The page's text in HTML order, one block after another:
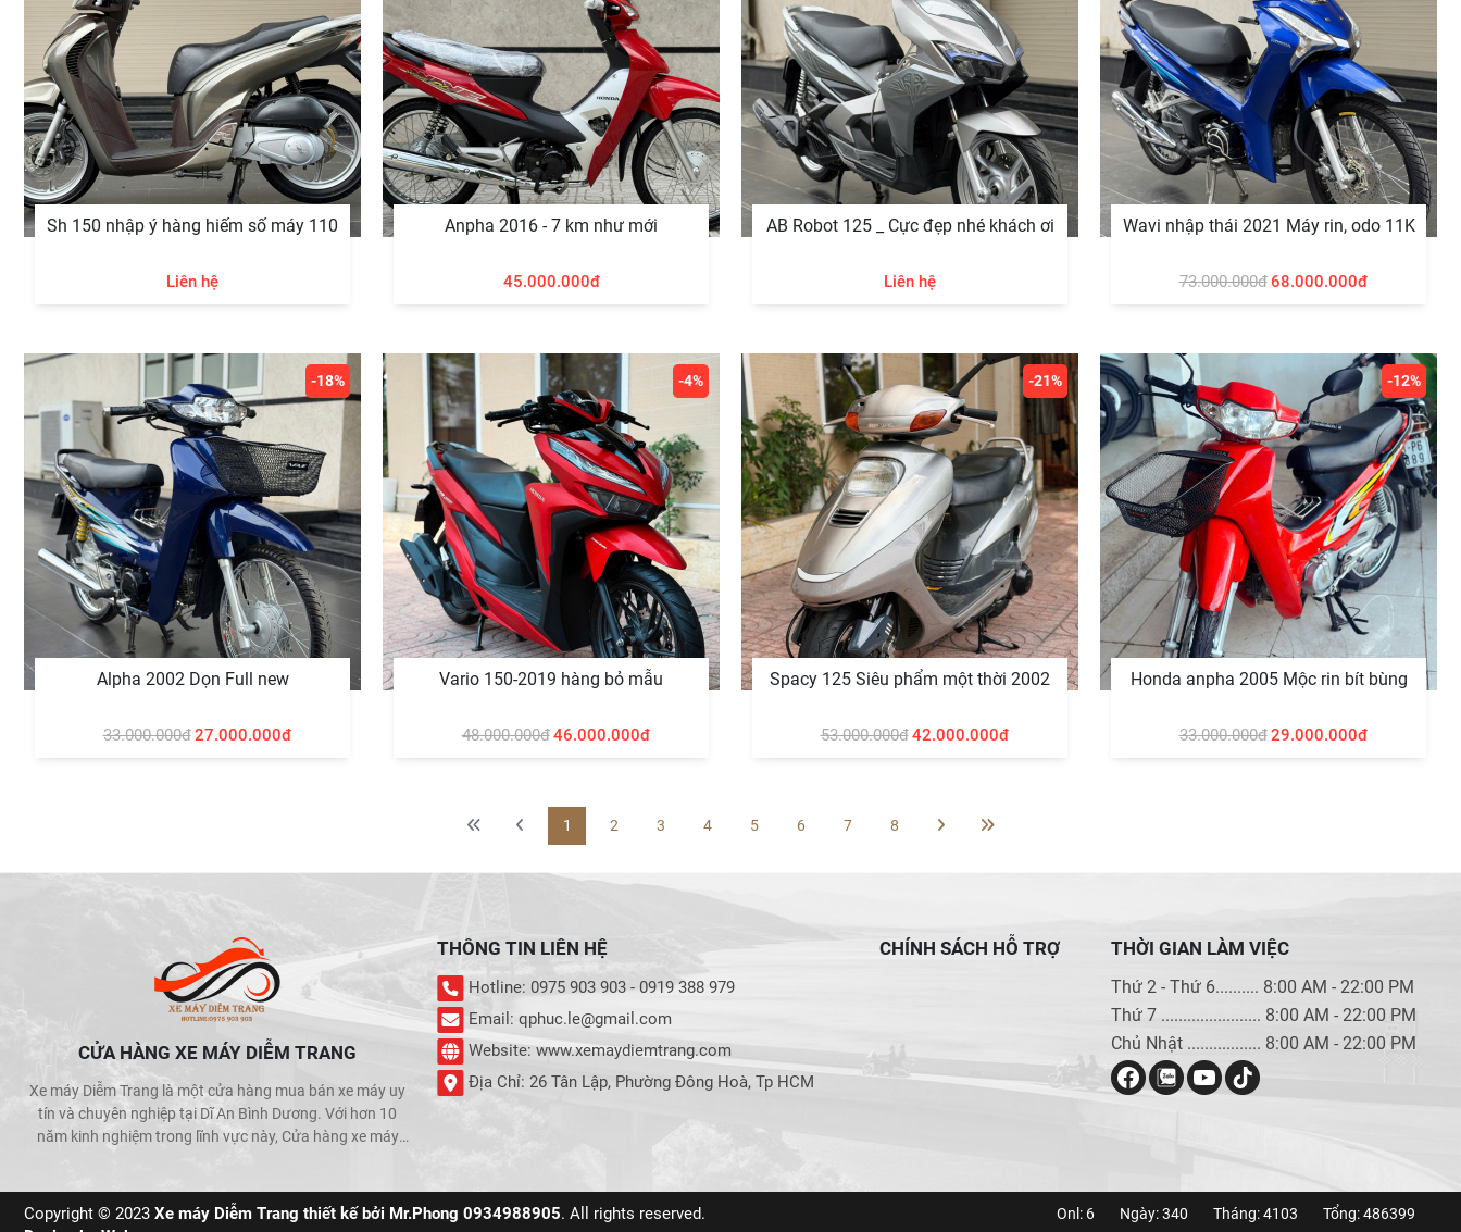
Sh 150 nhập ý hàng hiếm số máy 110
Liên hệ
Anpha 2016 - 7 km như mới
45.000.000đ
AB Robot 125 _ Cực đẹp nhé khách ơi
Liên hệ
Wavi nhập thái 2021 Máy rin, odo 11K
73.000.000đ68.000.000đ
Alpha 2002 Dọn Full new
33.000.000đ27.000.000đ
-18%
Vario 150-2019 hàng bỏ mẫu
48.000.000đ46.000.000đ
-4%
Spacy 125 Siêu phẩm một thời 2002
53.000.000đ42.000.000đ
-21%
Honda anpha 2005 Mộc rin bít bùng
33.000.000đ29.000.000đ
-12%
1 2 3 4 5 6 7 8
CỬA HÀNG XE MÁY DIỄM TRANG
Xe máy Diễm Trang là một cửa hàng mua bán xe máy uy
tín và chuyên nghiệp tại Dĩ An Bình Dương. Với hơn 10
năm kinh nghiệm trong lĩnh vực này, Cửa hàng xe máy
bán xe máy.
THÔNG TIN LIÊN HỆ
Hotline: 0975 903 903 - 0919 388 979
Email: qphuc.le@gmail.com
Website: www.xemaydiemtrang.com
Địa Chỉ: 26 Tân Lập, Phường Đông Hoà, Tp HCM
CHÍNH SÁCH HỖ TRỢ THỜI GIAN LÀM VIỆC
Thứ 2 - Thứ 6.......... 8:00 AM - 22:00 PM
Thứ 7 ....................... 8:00 AM - 22:00 PM
Chủ Nhật ................. 8:00 AM - 22:00 PM
Copyright © 2023 Xe máy Diễm Trang thiết kế bởi Mr.Phong 0934988905. All rights reserved.
Onl: 6 Ngày: 340 Tháng: 4103 Tổng: 486399